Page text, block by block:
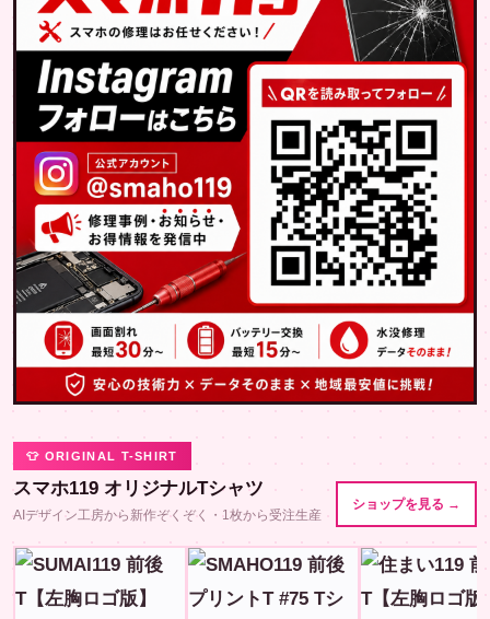
👕 ORIGINAL T-SHIRT
スマホ119 オリジナルTシャツ
AIデザイン工房から新作ぞくぞく・1枚から受注生産
ショップを見る →